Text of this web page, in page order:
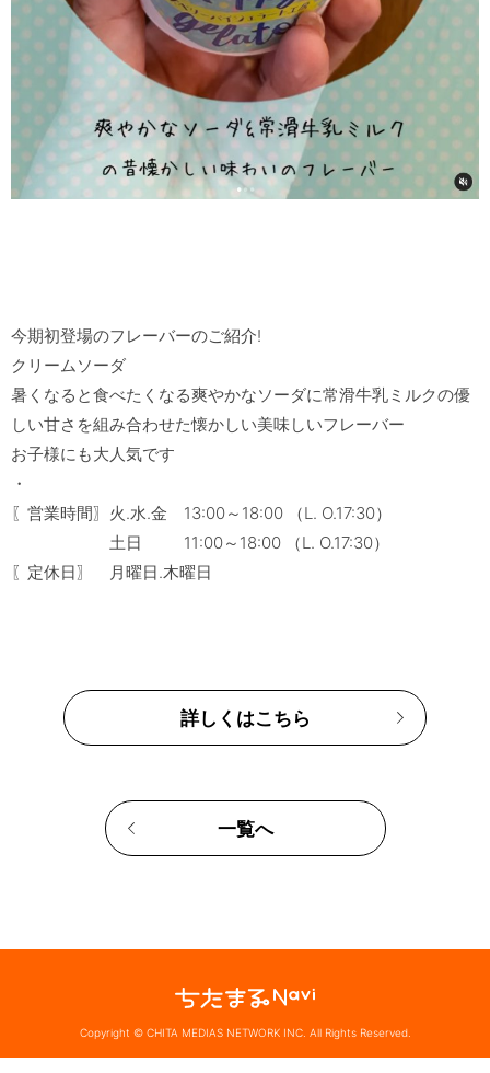
今期初登場のフレーバーのご紹介!
クリームソーダ
暑くなると食べたくなる爽やかなソーダに常滑牛乳ミルクの優
しい甘さを組み合わせた懐かしい美味しいフレーバー
お子様にも大人気です
・
〖営業時間〗火.水.金　13:00～18:00 （L. O.17:30）
土日 　　 11:00～18:00 （L. O.17:30）
詳しくはこちら
一覧へ
Copyright © CHITA MEDIAS NETWORK INC. All Rights Reserved.